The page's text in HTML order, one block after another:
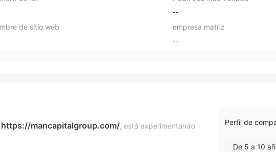
--
de sitio web
empresa matriz
--
https://mancapitalgroup.com/, está experimentando
Perfil de
De 5 a 10